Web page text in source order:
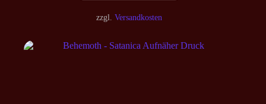
zzgl. Versandkosten